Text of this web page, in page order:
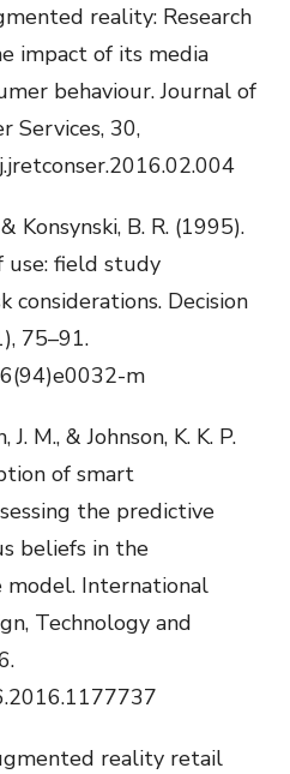
reality: Research
impact of its media
behaviour. Journal of
Services, 30,
Konsynski, B. R. (1995).
use: field study
considerations. Decision
75–91.
m
J. M., & Johnson, K. K. P.
of smart
the predictive
beliefs in the
model. International
Technology and
reality retail